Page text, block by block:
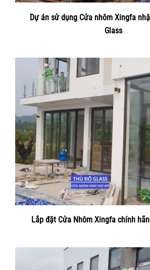
Dự án sử dụng Cửa nhôm Xingfa
Glass
Lắp đặt Cửa Nhôm Xingfa chính